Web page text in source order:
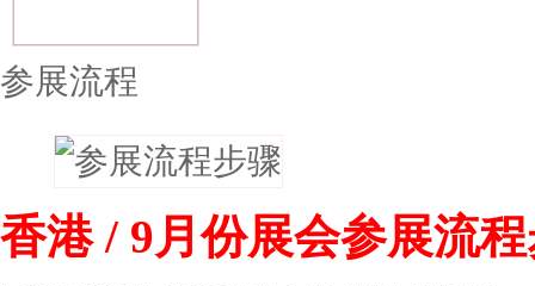
参展流程
香港 / 9月份展会参展流